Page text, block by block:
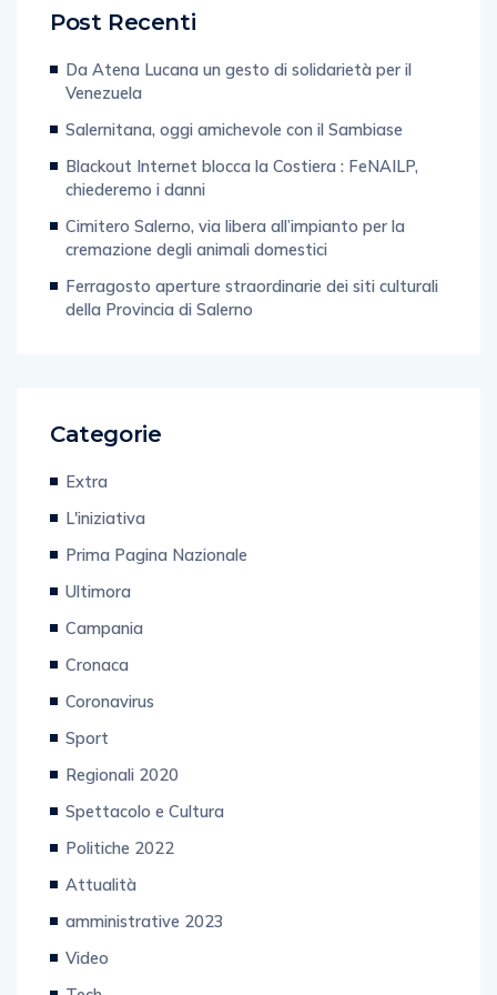
Venezuela
Salernitana, oggi amichevole con il Sambiase
Blackout Internet blocca la Costiera : FeNAILP,
chiederemo i danni
Cimitero Salerno, via libera all’impianto per la
cremazione degli animali domestici
Ferragosto aperture straordinarie dei siti culturali
della Provincia di Salerno
L'iniziativa
Prima Pagina Nazionale
Ultimora
Campania
Cronaca
Coronavirus
Sport
Regionali 2020
Spettacolo e Cultura
Politiche 2022
Attualità
amministrative 2023
Video
Tech